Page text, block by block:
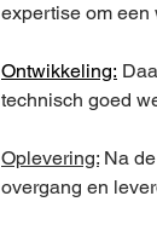
expertise om een
Ontwikkeling:
technisch goed
Oplevering: Na
overgang en